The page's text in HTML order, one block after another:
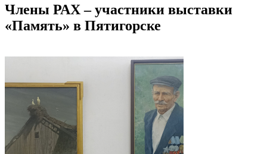
Члены РАХ – участники выставки
«Память» в Пятигорске